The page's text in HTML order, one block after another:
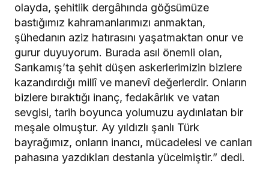
olayda, şehitlik dergâhında göğsümüze
bastığımız kahramanlarımızı anmaktan,
şühedanın aziz hatırasını yaşatmaktan onur ve
gurur duyuyorum. Burada asıl önemli olan,
Sarıkamış’ta şehit düşen askerlerimizin bizlere
kazandırdığı millî ve manevî değerlerdir. Onların
bizlere bıraktığı inanç, fedakârlık ve vatan
sevgisi, tarih boyunca yolumuzu aydınlatan bir
meşale olmuştur. Ay yıldızlı şanlı Türk
bayrağımız, onların inancı, mücadelesi ve canları
pahasına yazdıkları destanla yücelmiştir.” dedi.